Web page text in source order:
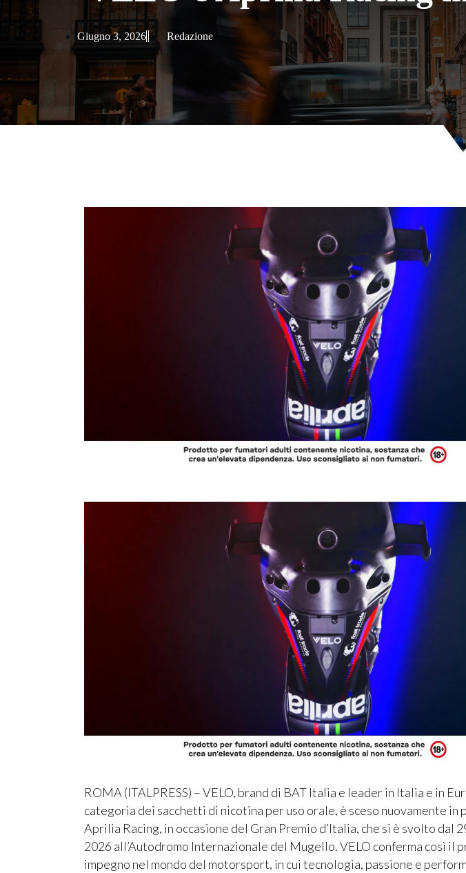
Giugno 3, 2026 Redazione
ROMA (ITALPRESS) – VELO, brand di BAT Italia e leader in Italia e in
categoria dei sacchetti di nicotina per uso orale, è sceso nuovamente in
Aprilia Racing, in occasione del Gran Premio d’Italia, che si è svolto dal
2026 all’Autodromo Internazionale del Mugello. VELO conferma così il
impegno nel mondo del motorsport, in cui tecnologia, passione e